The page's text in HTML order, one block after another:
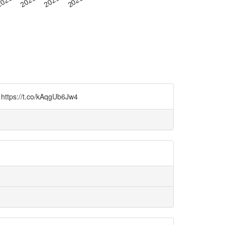
t.co/kAqgUb6Jw4